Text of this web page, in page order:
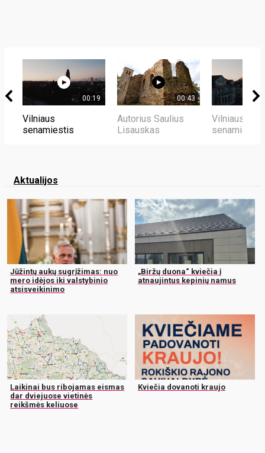
00:19
Vilniaus
senamiestis
00:43
Autorius Saulius
Lisauskas
Vilniaus
senamiestis
Aktualijos
Jūžintų aukų sugrįžimas: nuo
mero idėjos iki valstybinio
atsisveikinimo
„Biržų duona“ kviečia į
atnaujintus kepinių namus
Laikinai bus ribojamas eismas
dar dviejuose vietinės
reikšmės keliuose
Kviečia dovanoti kraujo